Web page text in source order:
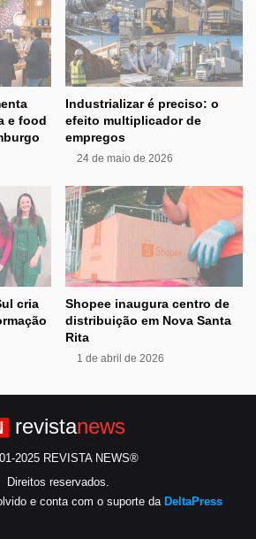
e food
Industrializar é preciso: o
efeito multiplicador de
empregos
24 de maio de 2026
cria
Shopee inaugura centro de
distribuição em Nova Santa
Rita
1 de abril de 2026
revistanews
2025 REVISTA NEWS®
Direitos reservados.
e conta com o suporte da DeltaPress